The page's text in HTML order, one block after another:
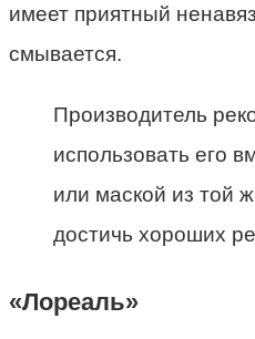
имеет приятный
смывается.
Производитель
использовать его
или маской из той
достичь хороших
«Лореаль»